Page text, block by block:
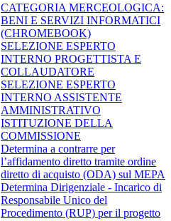
CATEGORIA MERCEOLOGICA:
BENI E SERVIZI INFORMATICI
(CHROMEBOOK)
SELEZIONE ESPERTO
INTERNO PROGETTISTA E
COLLAUDATORE
SELEZIONE ESPERTO
INTERNO ASSISTENTE
AMMINISTRATIVO
ISTITUZIONE DELLA
COMMISSIONE
Determina a contrarre per
l’affidamento diretto tramite ordine
diretto di acquisto (ODA) sul MEPA
Determina Dirigenziale - Incarico di
Responsabile Unico del
Procedimento (RUP) per il progetto